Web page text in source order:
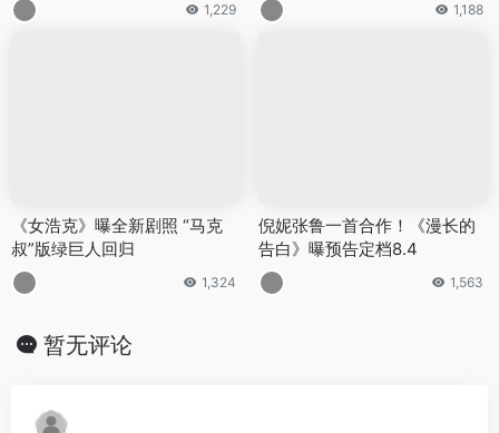
1,229 1,188
《女浩克》曝全新剧照 “马克
叔”版绿巨人回归
1,324
倪妮张鲁一首合作！《漫长的
告白》曝预告定档8.4
1,563
暂无评论